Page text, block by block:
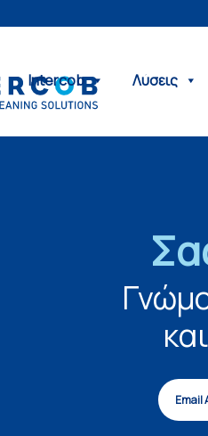
Intercob Λύσεις